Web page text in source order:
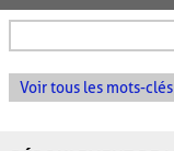
Voir tous les mots-clés